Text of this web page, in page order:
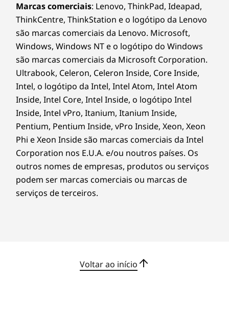
Desfrute de uma vida digital mais rápida e
mais longa com portas USB-C totalmente
funcionais para uma alimentação acelerada,
saída para ecrã e transferência de dados.
Desfrute de um leitor de impressões digitais 2-
em-1 opcional integrado no botão para
ligar/desligar e câmara Web integrada com
tampa de privacidade. Mantenha o ritmo com
uma bateria de maior capacidade e tecnologia
de carregamento rápido que permite
desfrutar de duas horas de carga com 15
minutos de carregamento.
Marcas comerciais: Lenovo, ThinkPad, Ideapad,
ThinkCentre, ThinkStation e o logótipo da Lenovo
são marcas comerciais da Lenovo. Microsoft,
Windows, Windows NT e o logótipo do Windows
são marcas comerciais da Microsoft Corporation.
Ultrabook, Celeron, Celeron Inside, Core Inside,
Intel, o logótipo da Intel, Intel Atom, Intel Atom
Inside, Intel Core, Intel Inside, o logótipo Intel
Inside, Intel vPro, Itanium, Itanium Inside,
Pentium, Pentium Inside, vPro Inside, Xeon, Xeon
Phi e Xeon Inside são marcas comerciais da Intel
Corporation nos E.U.A. e/ou noutros países. Os
outros nomes de empresas, produtos ou serviços
podem ser marcas comerciais ou marcas de
serviços de terceiros.
Voltar ao início